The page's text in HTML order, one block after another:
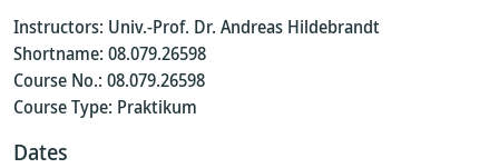
Instructors: Univ.-Prof. Dr. Andreas Hildebrandt
Shortname: 08.079.26598
Course No.: 08.079.26598
Course Type: Praktikum
Dates